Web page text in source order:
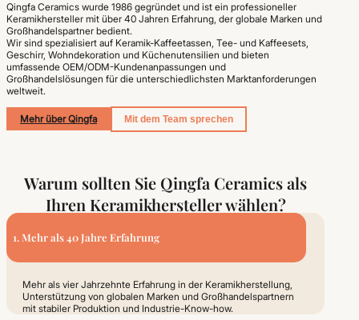
Qingfa Ceramics wurde 1986 gegründet und ist ein professioneller
Keramikhersteller mit über 40 Jahren Erfahrung, der globale Marken und
Großhandelspartner bedient.
Wir sind spezialisiert auf Keramik-Kaffeetassen, Tee- und Kaffeesets,
Geschirr, Wohndekoration und Küchenutensilien und bieten
umfassende OEM/ODM-Kundenanpassungen und
Großhandelslösungen für die unterschiedlichsten Marktanforderungen
weltweit.
Mehr über Qingfa Mit dem Team sprechen
Warum sollten Sie Qingfa Ceramics als
Ihren Keramikhersteller wählen?
1. Mehr als 40 Jahre Erfahrung
Mehr als vier Jahrzehnte Erfahrung in der Keramikherstellung,
Unterstützung von globalen Marken und Großhandelspartnern
mit stabiler Produktion und Industrie-Know-how.